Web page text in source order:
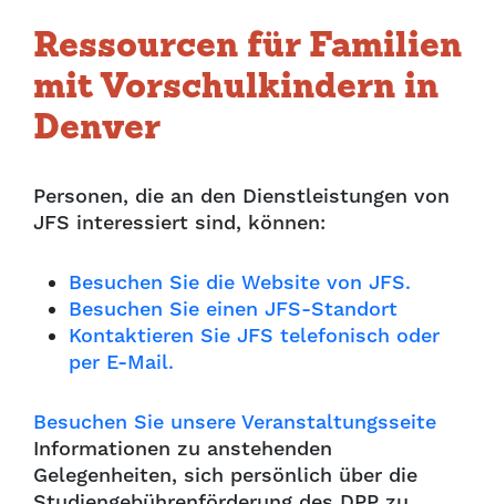
Ressourcen für Familien
mit Vorschulkindern in
Denver
Personen, die an den Dienstleistungen von
JFS interessiert sind, können:
Besuchen Sie die Website von JFS.
Besuchen Sie einen JFS-Standort
Kontaktieren Sie JFS telefonisch oder
per E-Mail.
Besuchen Sie unsere Veranstaltungsseite
Informationen zu anstehenden
Gelegenheiten, sich persönlich über die